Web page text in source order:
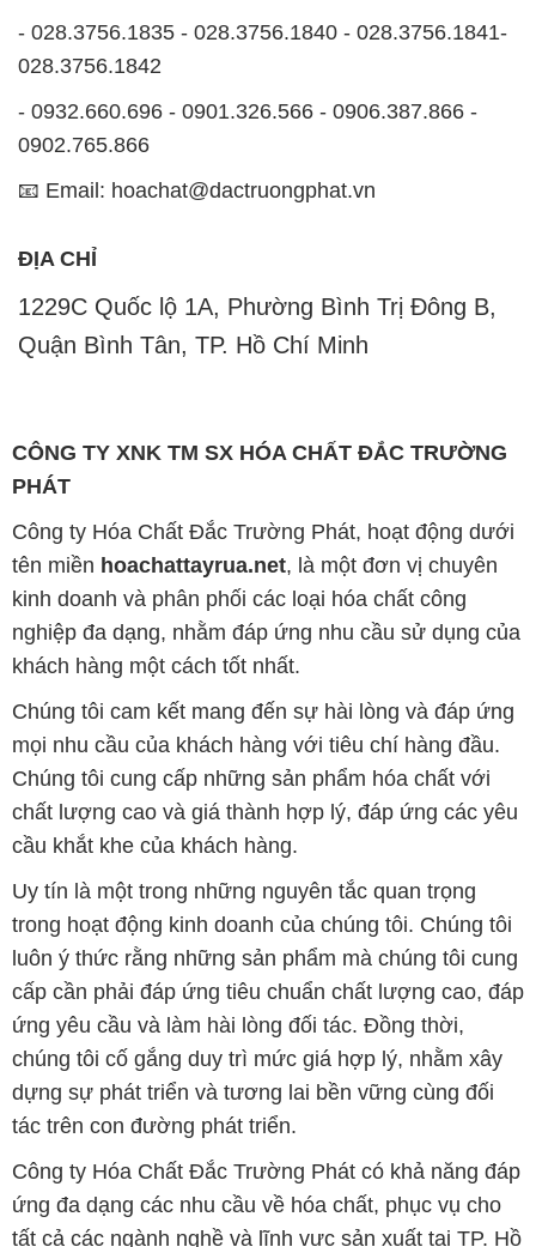
- 028.3756.1835 - 028.3756.1840 - 028.3756.1841-
028.3756.1842
- 0932.660.696 - 0901.326.566 - 0906.387.866 -
0902.765.866
📧 Email: hoachat@dactruongphat.vn
ĐỊA CHỈ
1229C Quốc lộ 1A, Phường Bình Trị Đông B,
Quận Bình Tân, TP. Hồ Chí Minh
CÔNG TY XNK TM SX HÓA CHẤT ĐẮC TRƯỜNG
PHÁT
Công ty Hóa Chất Đắc Trường Phát, hoạt động dưới
tên miền hoachattayrua.net, là một đơn vị chuyên
kinh doanh và phân phối các loại hóa chất công
nghiệp đa dạng, nhằm đáp ứng nhu cầu sử dụng của
khách hàng một cách tốt nhất.
Chúng tôi cam kết mang đến sự hài lòng và đáp ứng
mọi nhu cầu của khách hàng với tiêu chí hàng đầu.
Chúng tôi cung cấp những sản phẩm hóa chất với
chất lượng cao và giá thành hợp lý, đáp ứng các yêu
cầu khắt khe của khách hàng.
Uy tín là một trong những nguyên tắc quan trọng
trong hoạt động kinh doanh của chúng tôi. Chúng tôi
luôn ý thức rằng những sản phẩm mà chúng tôi cung
cấp cần phải đáp ứng tiêu chuẩn chất lượng cao, đáp
ứng yêu cầu và làm hài lòng đối tác. Đồng thời,
chúng tôi cố gắng duy trì mức giá hợp lý, nhằm xây
dựng sự phát triển và tương lai bền vững cùng đối
tác trên con đường phát triển.
Công ty Hóa Chất Đắc Trường Phát có khả năng đáp
ứng đa dạng các nhu cầu về hóa chất, phục vụ cho
tất cả các ngành nghề và lĩnh vực sản xuất tại TP. Hồ